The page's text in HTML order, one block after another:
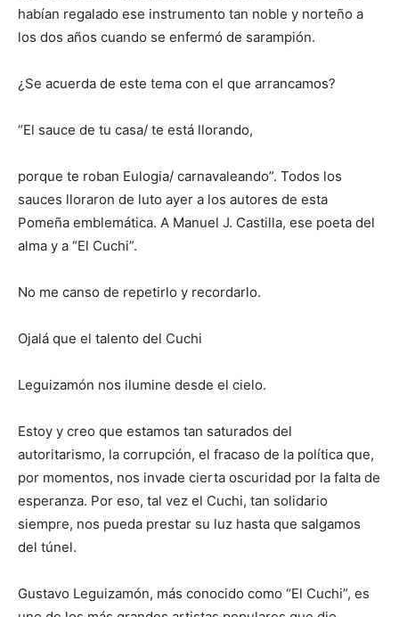
habían regalado ese instrumento tan noble y norteño a
los dos años cuando se enfermó de sarampión.
¿Se acuerda de este tema con el que arrancamos?
“El sauce de tu casa/ te está llorando,
porque te roban Eulogia/ carnavaleando”. Todos los
sauces lloraron de luto ayer a los autores de esta
Pomeña emblemática. A Manuel J. Castilla, ese poeta del
alma y a “El Cuchi”.
No me canso de repetirlo y recordarlo.
Ojalá que el talento del Cuchi
Leguizamón nos ilumine desde el cielo.
Estoy y creo que estamos tan saturados del
autoritarismo, la corrupción, el fracaso de la política que,
por momentos, nos invade cierta oscuridad por la falta de
esperanza. Por eso, tal vez el Cuchi, tan solidario
siempre, nos pueda prestar su luz hasta que salgamos
del túnel.
Gustavo Leguizamón, más conocido como “El Cuchi”, es